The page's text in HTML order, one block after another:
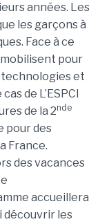
années. Les
les garçons à
Face à ce
pour
et
de L’ESPCI
de la 2nde
pour des
France.
des vacances
accueillera
découvrir les